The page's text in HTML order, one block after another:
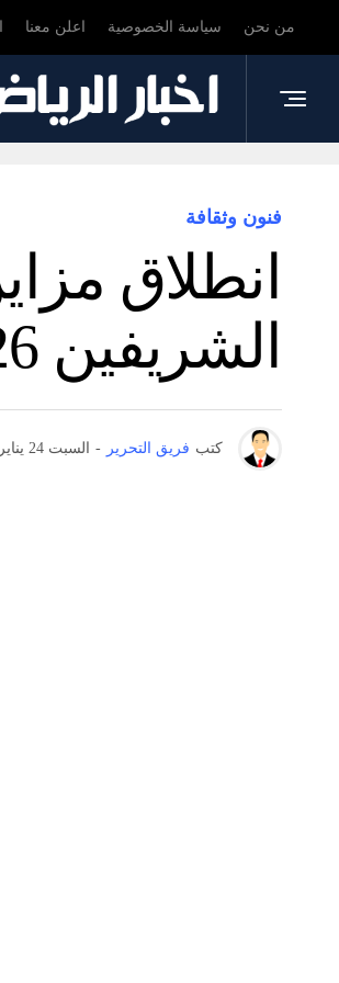
من نحن سياسة الخصوصية اعلن معنا
فنون وثقافة
انطلاق
الشريفين 2026
كتب فريق التحرير - السبت 24 يناير 6:14 م